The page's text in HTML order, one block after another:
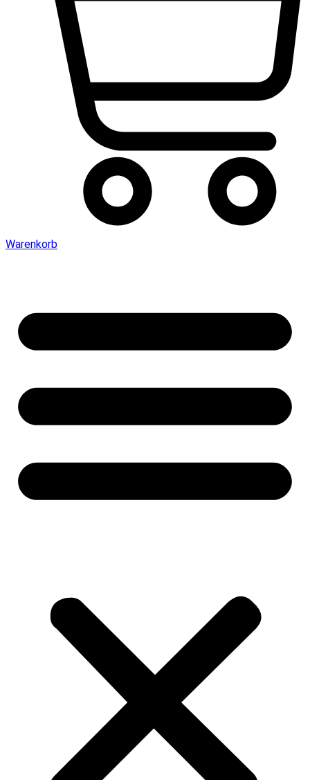
Warenkorb